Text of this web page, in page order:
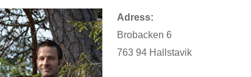
Adress:
Brobacken 6
763 94 Hallstavik